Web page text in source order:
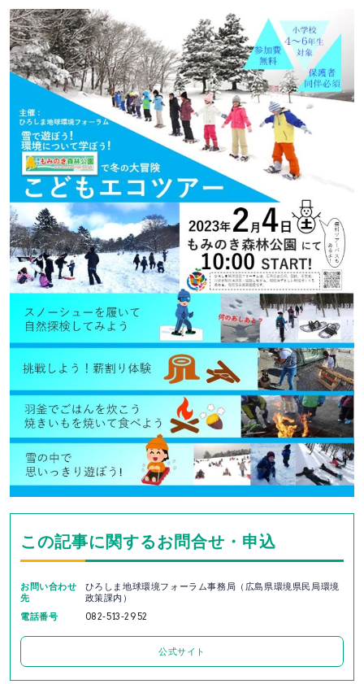
この記事に関するお問合せ・申込
お問い合わせ
先
ひろしま地球環境フォーラム事務局（広島県環境県民局環境
政策課内）
電話番号
082-513-2952
公式サイト